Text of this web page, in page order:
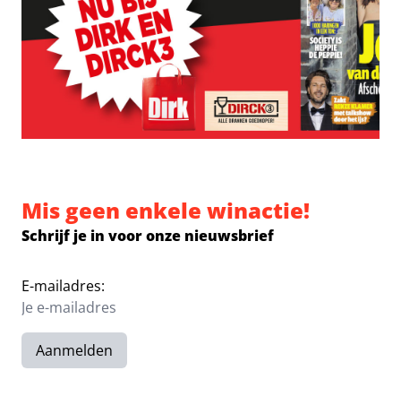
Mis geen enkele winactie!
Schrijf je in voor onze nieuwsbrief
E-mailadres:
Aanmelden